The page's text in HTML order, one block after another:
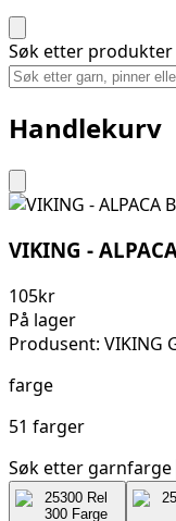
Søk etter produkter
Handlekurv
VIKING -
105kr
På lager
Produsent: VIKING
farge
51 farger
Søk etter garnfarge